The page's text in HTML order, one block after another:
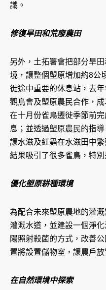
識。
修復旱田和荒廢農田
另外，土拓署會把部分旱
境，讓整個塱原增加約8公
徙途中重要的休息站，去
觀鳥會及塱原農民合作，
在十月份雀鳥遷徙季節前
息；並透過塱原農民的指
讓水滋及紅蟲在水滋田中
結果吸引了很多雀鳥，特別
優化塱原耕種環境
為配合未來塱原農地的灌
灌溉水道，並建設一個淨
陽照射殺菌的方式，改善
置將設置儲物室，讓農戶
在自然環境中探索